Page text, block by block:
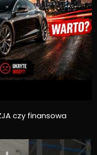
czy finansowa